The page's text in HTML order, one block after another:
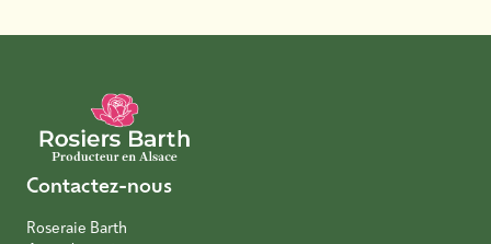
Contactez-nous
Roseraie Barth